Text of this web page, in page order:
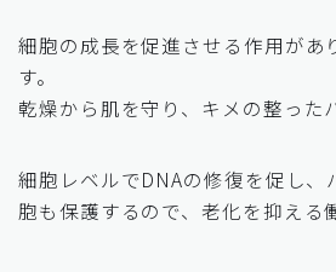
細胞の成長を促進させる作用があ
す。
乾燥から肌を守り、キメの整った
細胞レベルでDNAの修復を促し、
胞も保護するので、老化を抑える